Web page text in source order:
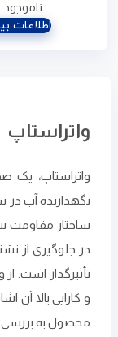
ناموجود
اطلاعات
واتراستاپ
واتراستاپ،
نگهدارنده آب در
ساختار مقاومت
در جلوگیری از
تأثیرگذار است.
و کارایی بالا آن
محصول به بررسی